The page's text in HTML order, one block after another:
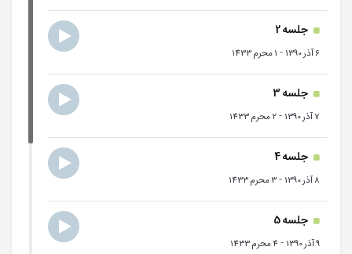
جلسه 2
6 آذر 1390 - 1 محرم 1433
جلسه 3
7 آذر 1390 -2 محرم 1433
جلسه 4
8 آذر 1390 -3 محرم 1433
جلسه 5
9 آذر 1390 - 4 محرم 1433